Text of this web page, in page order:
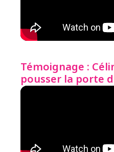
Témoignage :
pousser la porte